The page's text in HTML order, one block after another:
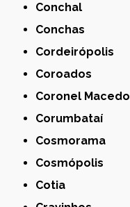
Conchal
Conchas
Cordeirópolis
Coroados
Coronel Macedo
Corumbataí
Cosmorama
Cosmópolis
Cotia